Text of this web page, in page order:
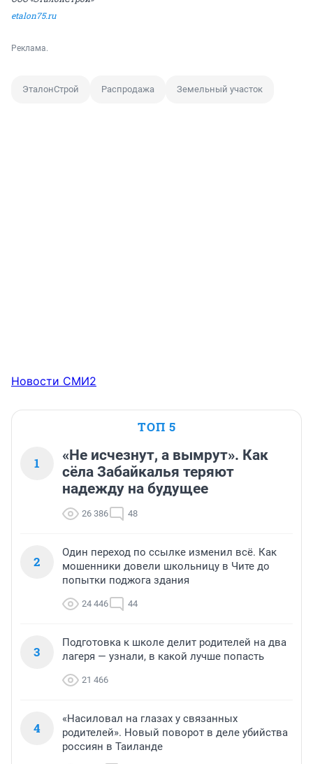
etalon75.ru
Реклама.
ЭталонСтрой Распродажа Земельный участок
Новости СМИ2
ТОП 5
1
«Не исчезнут, а вымрут». Как
сёла Забайкалья теряют
надежду на будущее
26 386 48
2
Один переход по ссылке изменил всё. Как
мошенники довели школьницу в Чите до
попытки поджога здания
24 446 44
3
Подготовка к школе делит родителей на два
лагеря — узнали, в какой лучше попасть
21 466
4
«Насиловал на глазах у связанных
родителей». Новый поворот в деле убийства
россиян в Таиланде